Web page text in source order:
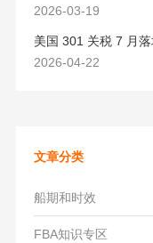
2026-03-19
2026-04-22
文章分类
船期和时效
FBA知识专区